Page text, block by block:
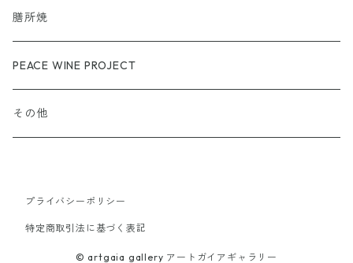
膳所焼
PEACE WINE PROJECT
その他
プライバシーポリシー
特定商取引法に基づく表記
© artgaia gallery アートガイアギャラリー